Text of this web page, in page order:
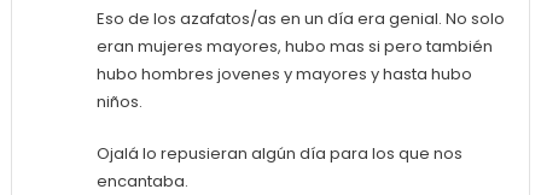
Eso de los azafatos/as en un día era genial. No solo
eran mujeres mayores, hubo mas si pero también
hubo hombres jovenes y mayores y hasta hubo
niños.
Ojalá lo repusieran algún día para los que nos
encantaba.